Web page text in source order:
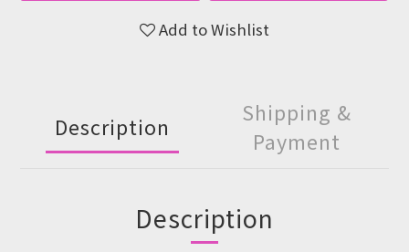
Add to Wishlist
Description
Shipping &
Payment
Description